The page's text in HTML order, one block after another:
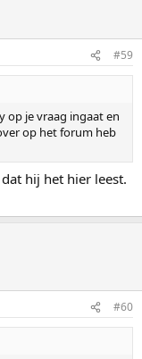
#59
op je vraag ingaat en
op het forum heb
hij het hier leest.
#60